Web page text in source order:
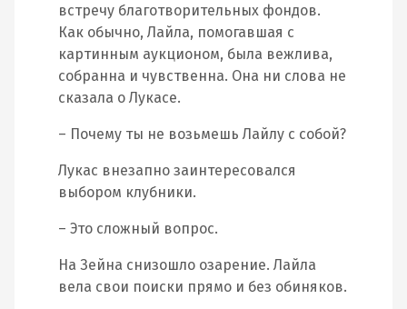
встречу благотворительных фондов.
Как обычно, Лайла, помогавшая с
картинным аукционом, была вежлива,
собранна и чувственна. Она ни слова не
сказала о Лукасе.
– Почему ты не возьмешь Лайлу с собой?
Лукас внезапно заинтересовался
выбором клубники.
– Это сложный вопрос.
На Зейна снизошло озарение. Лайла
вела свои поиски прямо и без обиняков.